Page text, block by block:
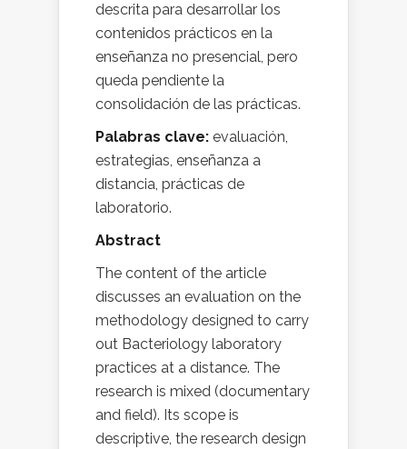
descrita para desarrollar los
contenidos prácticos en la
enseñanza no presencial, pero
queda pendiente la
consolidación de las prácticas.
Palabras clave: evaluación,
estrategias, enseñanza a
distancia, prácticas de
laboratorio.
Abstract
The content of the article
discusses an evaluation on the
methodology designed to carry
out Bacteriology laboratory
practices at a distance. The
research is mixed (documentary
and field). Its scope is
descriptive, the research design